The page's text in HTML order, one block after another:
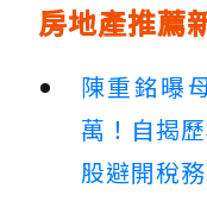
房地產推薦
陳重銘曝
萬！自揭
股避開稅